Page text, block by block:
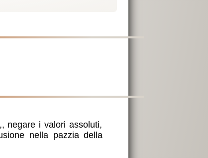
negare i valori assoluti,
nella pazzia della